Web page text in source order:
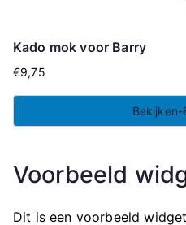
Kado mok voor Barry
€9,75
Bekijken-
Voorbeeld
Dit is een voorbeeld